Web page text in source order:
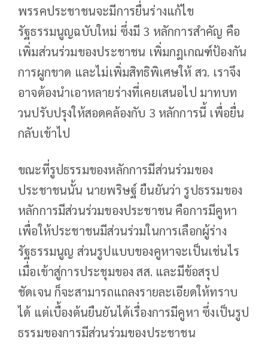
พรรคประชาชนจะมีการยื่นร่างแก้ไข
รัฐธรรมนูญฉบับใหม่ ซึ่งมี 3 หลักการสำคัญ คือ
เพิ่มส่วนร่วมของประชาชน เพิ่มกฎเกณฑ์ป้องกัน
การผูกขาด และไม่เพิ่มสิทธิพิเศษให้ สว. เราจึง
อาจต้องนำเอาหลายร่างที่เคยเสนอไป มาทบท
วนปรับปรุงให้สอดคล้องกับ 3 หลักการนี้ เพื่อยื่น
กลับเข้าไป
ขณะที่รูปธรรมของหลักการมีส่วนร่วมของ
ประชาชนนั้น นายพริษฐ์ ยืนยันว่า รูปธรรมของ
หลักการมีส่วนร่วมของประชาชน คือการมีคูหา
เพื่อให้ประชาชนมีส่วนร่วมในการเลือกผู้ร่าง
รัฐธรรมนูญ ส่วนรูปแบบของคูหาจะเป็นเช่นไร
เมื่อเข้าสู่การประชุมของ สส. และมีข้อสรุป
ชัดเจน ก็จะสามารถแถลงรายละเอียดให้ทราบ
ได้ แต่เบื้องต้นยืนยันได้เรื่องการมีคูหา ซึ่งเป็นรูป
ธรรมของการมีส่วนร่วมของประชาชน